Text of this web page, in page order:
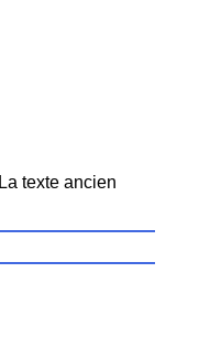
texte ancien